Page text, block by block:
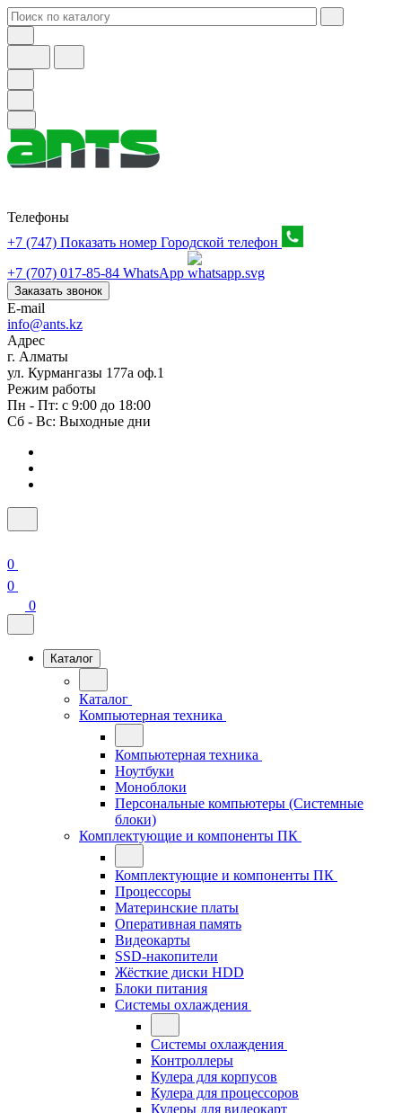
Телефоны
+7 (747) Показать номер Городской телефон
+7 (707) 017-85-84 WhatsApp
Заказать звонок
E-mail
info@ants.kz
Адрес
г. Алматы
ул. Курмангазы 177а оф.1
Режим работы
Пн - Пт: с 9:00 до 18:00
Сб - Вс: Выходные дни
0
0
0
Каталог
Каталог
Компьютерная техника
Компьютерная техника
Ноутбуки
Моноблоки
Персональные компьютеры (Системные
блоки)
Комплектующие и компоненты ПК
Комплектующие и компоненты ПК
Процессоры
Материнские платы
Оперативная память
Видеокарты
SSD-накопители
Жёсткие диски HDD
Блоки питания
Системы охлаждения
Системы охлаждения
Контроллеры
Кулера для корпусов
Кулера для процессоров
Кулеры для видеокарт